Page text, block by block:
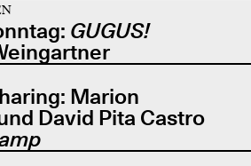
GUGUS!
Marion
David Pita Castro